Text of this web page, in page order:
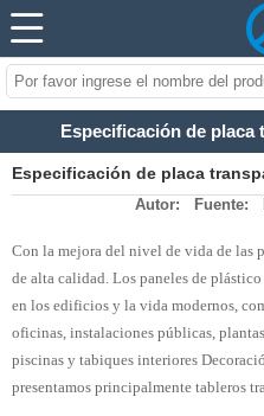
Especificación de placa
Especificación de placa
Autor: Fuente:
Con la mejora del nivel de vida de las
de alta calidad. Los paneles de
en los edificios y la vida modernos,
oficinas, instalaciones públicas,
piscinas y tabiques interiores
presentamos principalmente tableros